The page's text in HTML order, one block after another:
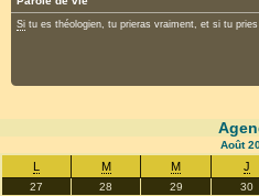
Si tu es théologien, tu prieras vraiment, et si tu
Août
L M M J
27 28 29 30